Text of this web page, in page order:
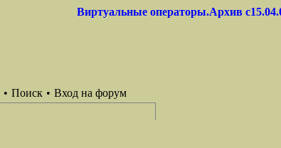
Виртуальные операторы.Архив
• Поиск • Вход на форум